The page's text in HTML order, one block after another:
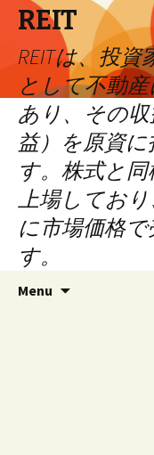
REIT
REITは、投
として不動
あり、その
益）を原資
す。株式と
上場してお
に市場価格
す。
Menu